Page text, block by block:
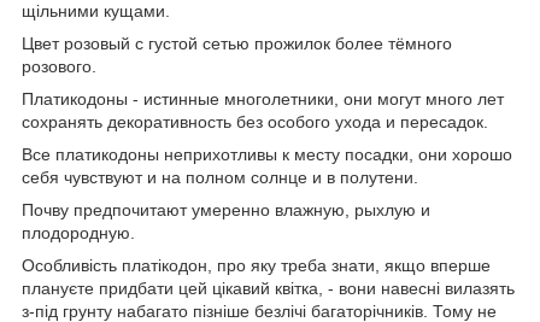
щільними кущами.
Цвет розовый с густой сетью прожилок более тёмного
розового.
Платикодоны - истинные многолетники, они могут много лет
сохранять декоративность без особого ухода и пересадок.
Все платикодоны неприхотливы к месту посадки, они хорошо
себя чувствуют и на полном солнце и в полутени.
Почву предпочитают умеренно влажную, рыхлую и
плодородную.
Особливість платікодон, про яку треба знати, якщо вперше
плануєте придбати цей цікавий квітка, - вони навесні вилазять
з-під грунту набагато пізніше безлічі багаторічників. Тому не